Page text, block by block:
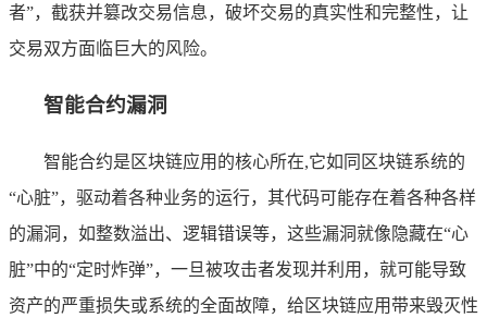
者”，截获并篡改交易信息，破坏交易的真实性和完整性，让
交易双方面临巨大的风险。
智能合约漏洞
智能合约是区块链应用的核心所在,它如同区块链系统的
“心脏”，驱动着各种业务的运行，其代码可能存在着各种各样
的漏洞，如整数溢出、逻辑错误等，这些漏洞就像隐藏在“心
脏”中的“定时炸弹”，一旦被攻击者发现并利用，就可能导致
资产的严重损失或系统的全面故障，给区块链应用带来毁灭性